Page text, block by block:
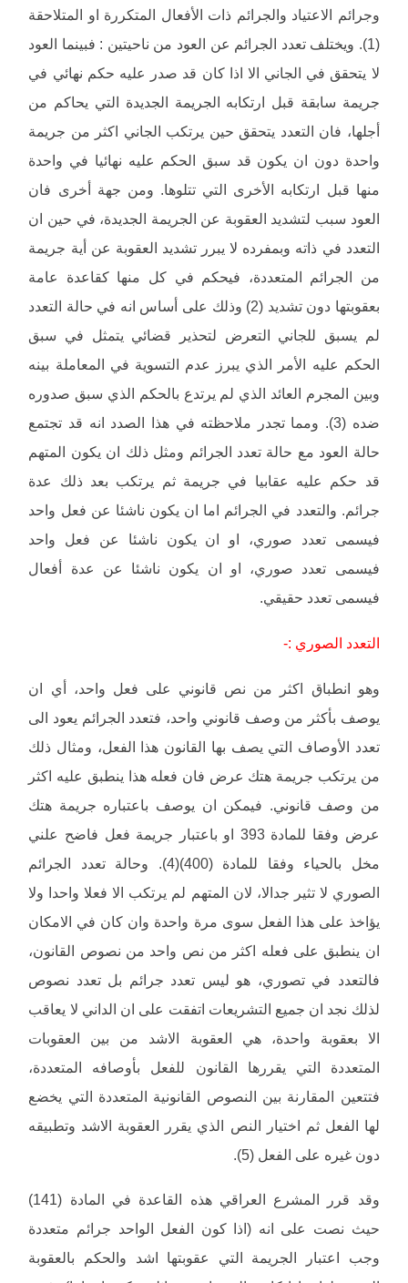
وجرائم الاعتياد والجرائم ذات الأفعال المتكررة او المتلاحقة
(1). ويختلف تعدد الجرائم عن العود من ناحيتين : فبينما العود
لا يتحقق في الجاني الا اذا كان قد صدر عليه حكم نهائي في
جريمة سابقة قبل ارتكابه الجريمة الجديدة التي يحاكم من
أجلها، فان التعدد يتحقق حين يرتكب الجاني اكثر من جريمة
واحدة دون ان يكون قد سبق الحكم عليه نهائيا في واحدة
منها قبل ارتكابه الأخرى التي تتلوها. ومن جهة أخرى فان
العود سبب لتشديد العقوبة عن الجريمة الجديدة، في حين ان
التعدد في ذاته وبمفرده لا يبرر تشديد العقوبة عن أية جريمة
من الجرائم المتعددة، فيحكم في كل منها كقاعدة عامة
بعقوبتها دون تشديد (2) وذلك على أساس انه في حالة التعدد
لم يسبق للجاني التعرض لتحذير قضائي يتمثل في سبق
الحكم عليه الأمر الذي يبرز عدم التسوية في المعاملة بينه
وبين المجرم العائد الذي لم يرتدع بالحكم الذي سبق صدوره
ضده (3). ومما تجدر ملاحظته في هذا الصدد انه قد تجتمع
حالة العود مع حالة تعدد الجرائم ومثل ذلك ان يكون المتهم
قد حكم عليه عقابيا في جريمة ثم يرتكب بعد ذلك عدة
جرائم. والتعدد في الجرائم اما ان يكون ناشئا عن فعل واحد
فيسمى تعدد صوري، او ان يكون ناشئا عن فعل واحد
فيسمى تعدد صوري، او ان يكون ناشئا عن عدة أفعال
فيسمى تعدد حقيقي.
التعدد الصوري :-
وهو انطباق اكثر من نص قانوني على فعل واحد، أي ان
يوصف بأكثر من وصف قانوني واحد، فتعدد الجرائم يعود الى
تعدد الأوصاف التي يصف بها القانون هذا الفعل، ومثال ذلك
من يرتكب جريمة هتك عرض فان فعله هذا ينطبق عليه اكثر
من وصف قانوني. فيمكن ان يوصف باعتباره جريمة هتك
عرض وفقا للمادة 393 او باعتبار جريمة فعل فاضح علني
مخل بالحياء وفقا للمادة (400)(4). وحالة تعدد الجرائم
الصوري لا تثير جدالا، لان المتهم لم يرتكب الا فعلا واحدا ولا
يؤاخذ على هذا الفعل سوى مرة واحدة وان كان في الامكان
ان ينطبق على فعله اكثر من نص واحد من نصوص القانون،
فالتعدد في تصوري، هو ليس تعدد جرائم بل تعدد نصوص
لذلك نجد ان جميع التشريعات اتفقت على ان الداني لا يعاقب
الا بعقوبة واحدة، هي العقوبة الاشد من بين العقوبات
المتعددة التي يقررها القانون للفعل بأوصافه المتعددة،
فتتعين المقارنة بين النصوص القانونية المتعددة التي يخضع
لها الفعل ثم اختيار النص الذي يقرر العقوبة الاشد وتطبيقه
دون غيره على الفعل (5).
وقد قرر المشرع العراقي هذه القاعدة في المادة (141)
حيث نصت على انه (اذا كون الفعل الواحد جرائم متعددة
وجب اعتبار الجريمة التي عقوبتها اشد والحكم بالعقوبة